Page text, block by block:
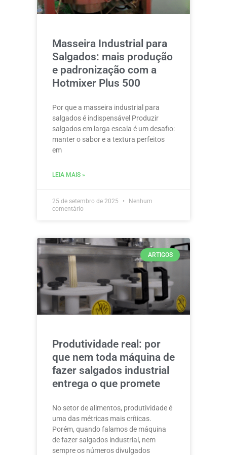
Masseira Industrial para
Salgados: mais produção
e padronização com a
Hotmixer Plus 500
Por que a masseira industrial para
salgados é indispensável Produzir
salgados em larga escala é um desafio:
manter o sabor e a textura perfeitos
em
LEIA MAIS »
25 de setembro de 2025
Nenhum
comentário
ARTIGOS
Produtividade real: por
que nem toda máquina de
fazer salgados industrial
entrega o que promete
No setor de alimentos, produtividade é
uma das métricas mais críticas.
Porém, quando falamos de máquina
de fazer salgados industrial, nem
sempre os números divulgados